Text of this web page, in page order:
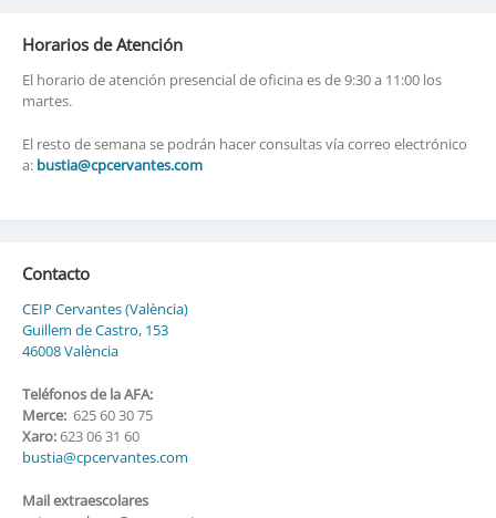
Horarios de Atención
El horario de atención presencial de oficina es de 9:30 a 11:00 los
martes.
El resto de semana se podrán hacer consultas vía correo electrónico
a: bustia@cpcervantes.com
Contacto
CEIP Cervantes (València)
Guillem de Castro, 153
46008 València
Teléfonos de la AFA:
Merce:625 60 30 75
Xaro:623 06 31 60
bustia@cpcervantes.com
Mail extraescolares